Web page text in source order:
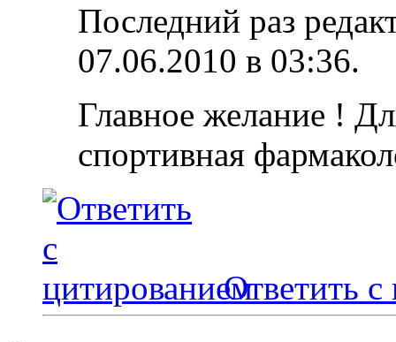
Последний раз
07.06.2010 в 03:36.
Главное желание !
спортивная
Ответить с